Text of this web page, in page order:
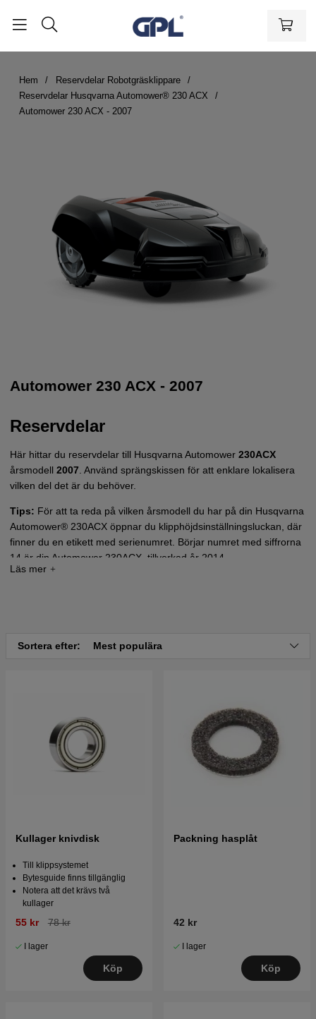
Hem
Reservdelar Robotgräsklippare
Reservdelar Husqvarna Automower® 230 ACX
Automower 230 ACX - 2007
Automower 230 ACX - 2007
Reservdelar
Här hittar du reservdelar till Husqvarna Automower 230ACX
årsmodell 2007. Använd sprängskissen för att enklare lokalisera
vilken del det är du behöver.
Tips: För att ta reda på vilken årsmodell du har på din Husqvarna
Automower® 230ACX öppnar du klipphöjdsinställningsluckan, där
finner du en etikett med serienumret. Börjar numret med siffrorna
14 är din Automower 230ACX, tillverkad år 2014.
Sortera efter: Mest populära
Kullager knivdisk
Till klippsystemet
Bytesguide finns tillgänglig
Notera att det krävs två
kullager
55 kr 78 kr
I lager
Köp
Packning hasplåt
42 kr
I lager
Köp